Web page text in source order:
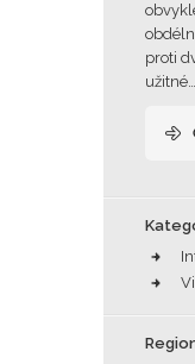
proti
užitné…